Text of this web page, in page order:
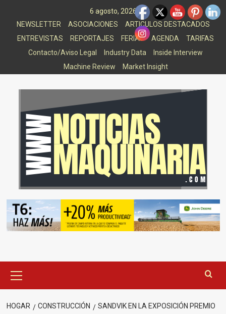
6 agosto, 2026
NEWSLETTER
ASOCIACIONES
ARTICULOS DESTACADOS
ENTREVISTAS
REPORTAJES FERIAS AGENDA
TARIFAS
Contacto/Aviso Legal
Industry Data
Inside Interview
Machine Review
Market Insight
principal
HOGAR CONSTRUCCIÓN
SANDVIK EN LA EXPOSICIÓN PREMIO